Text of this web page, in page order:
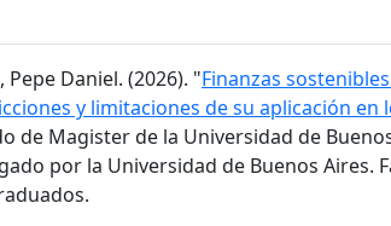
Pepe Daniel. (2026). "Finanzas
y limitaciones de su aplicación en
de Magister de la Universidad de
por la Universidad de Buenos Aires.